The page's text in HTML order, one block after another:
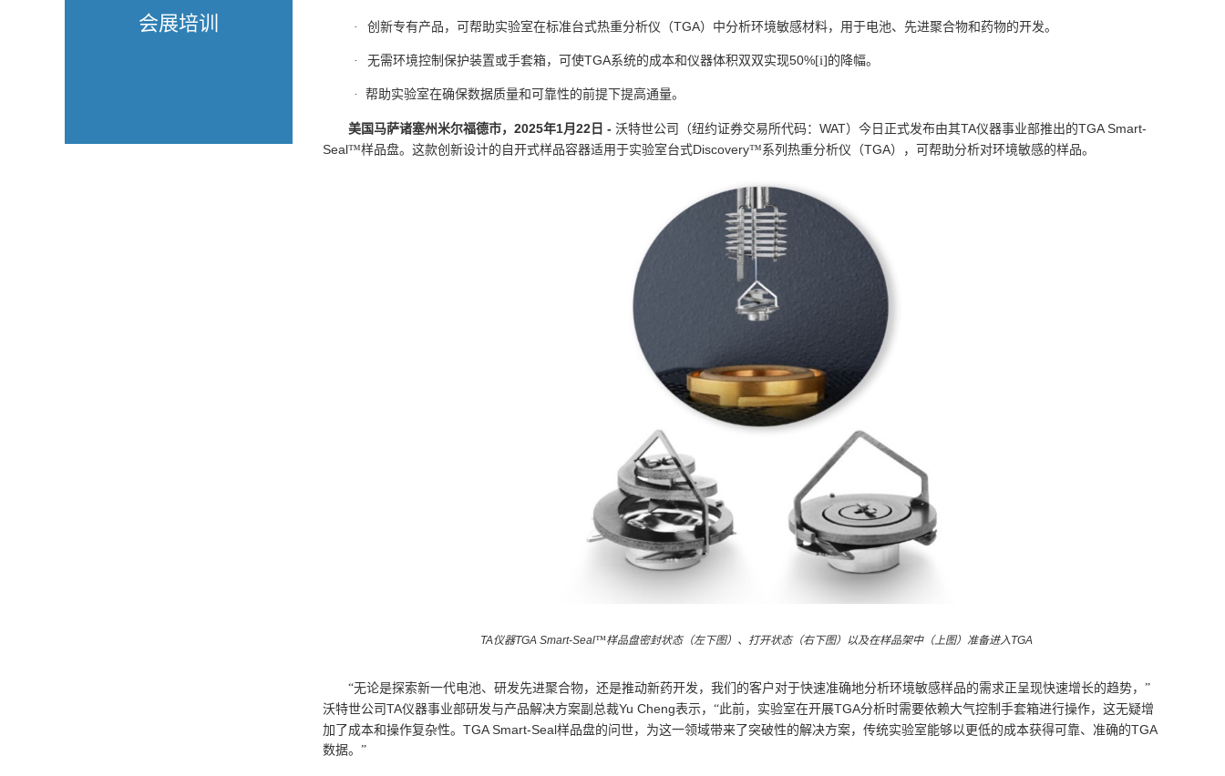
会展培训 · 创新专有产品，可帮助实验室在标准台式热重分析仪（TGA）中分析环境敏感材料，用于电池、先进聚合物和药物的开发。
· 无需环境控制保护装置或手套箱，可使TGA系统的成本和仪器体积双双实现50%[i]的降幅。
· 帮助实验室在确保数据质量和可靠性的前提下提高通量。
美国马萨诸塞州米尔福德市， 2025年1月 22日 - 沃特世公司（纽约证券交易所代码： WAT）今日正式发布由其TA仪器事业部推出的TGA Smart-
Seal™样品盘。这款创新设计的自开式样品容器适用于实验室台式Discovery™系列热重分析仪（TGA），可帮助分析对环境敏感的样品。
TA仪器TGA Smart-Seal™样品盘密封状态（左下图）、打开状态（右下图）以及在样品架中（上图）准备进入TGA
“无论是探索新一代电池、研发先进聚合物，还是推动新药开发，我们的客户对于快速准确地分析环境敏感样品的需求正呈现快速增长的趋势，”
沃特世公司TA仪器事业部研发与产品解决方案副总裁Yu Cheng表示，“此前，实验室在开展TGA分析时需要依赖大气控制手套箱进行操作，这无疑增
加了成本和操作复杂性。 TGA Smart-Seal样品盘的问世，为这一领域带来了突破性的解决方案，传统实验室能够以更低的成本获得可靠、准确的TGA
数据。”